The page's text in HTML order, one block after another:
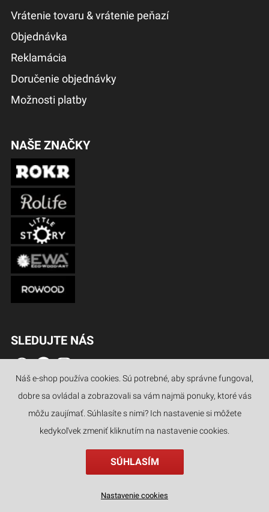
Vrátenie tovaru & vrátenie peňazí
Objednávka
Reklamácia
Doručenie objednávky
Možnosti platby
NAŠE ZNAČKY
SLEDUJTE NÁS
100% BEZPEČNÁ PLATBA
Náš e-shop používa cookies. Sú potrebné, aby správne fungoval,
dobre sa ovládal a zobrazovali sa vám najmä ponuky, ktoré vás
môžu zaujímať. Súhlasíte s nimi? Ich nastavenie si môžete
kedykoľvek zmeniť kliknutím na nastavenie cookies.
SÚHLASÍM
Nastavenie cookies